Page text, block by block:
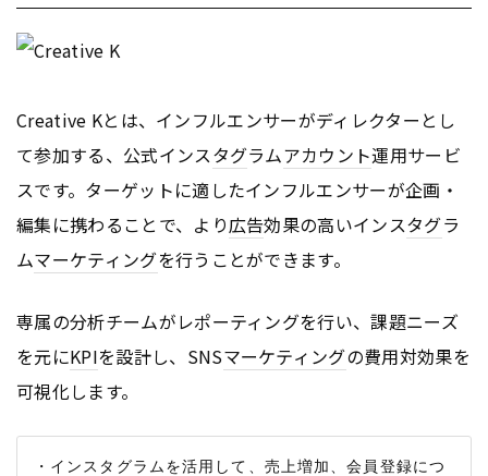
Creative Kとは、インフルエンサーがディレクターとし
て参加する、公式インスタグラムアカウント運用サービ
スです。ターゲットに適したインフルエンサーが企画・
編集に携わることで、より広告効果の高いインスタグラ
ムマーケティングを行うことができます。
専属の分析チームがレポーティングを行い、課題ニーズ
を元にKPIを設計し、SNSマーケティングの費用対効果を
可視化します。
・インスタグラムを活用して、売上増加、会員登録につ